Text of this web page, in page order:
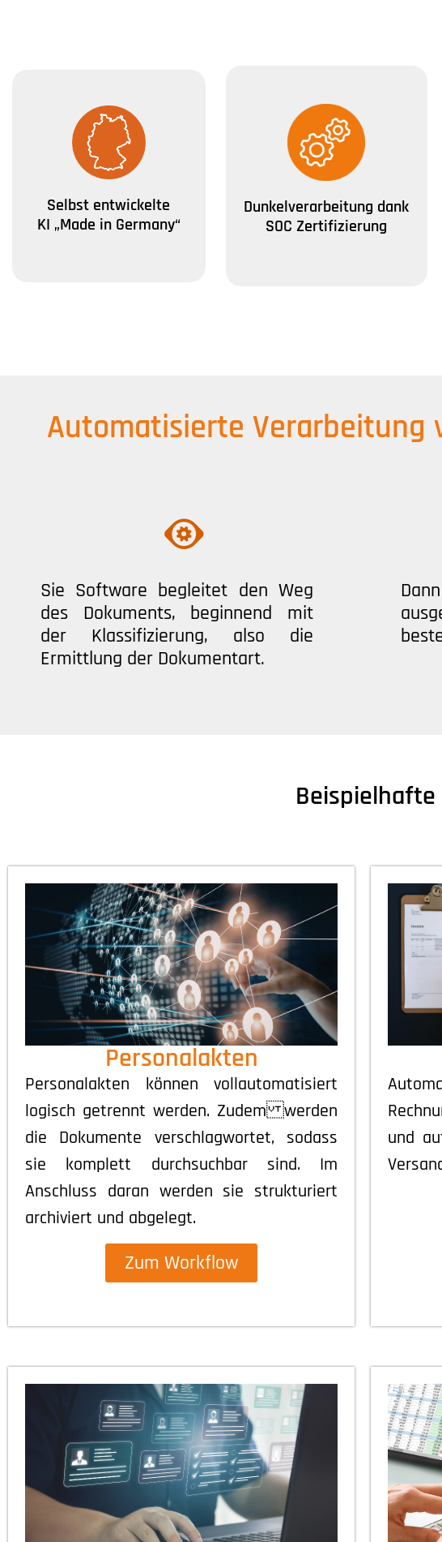
Selbst entwickelte
KI „Made in Germany“
Dunkelverarbeitung dank
SOC Zertifizierung
Automatisierte Verarbeitung
Sie Software begleitet den Weg
des Dokuments, beginnend mit
der Klassifizierung, also die
Ermittlung der Dokumentart.
Personalakten
Personalakten können vollautomatisiert
logisch getrennt werden. Zudem werden
die Dokumente verschlagwortet, sodass
sie komplett durchsuchbar sind. Im
Anschluss daran werden sie strukturiert
archiviert und abgelegt.
Zum Workflow
und